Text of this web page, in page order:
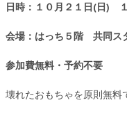
日時：１０月２１日(日)
会場：はっち５階 共同ス
参加費無料・予約不要
壊れたおもちゃを原則無料